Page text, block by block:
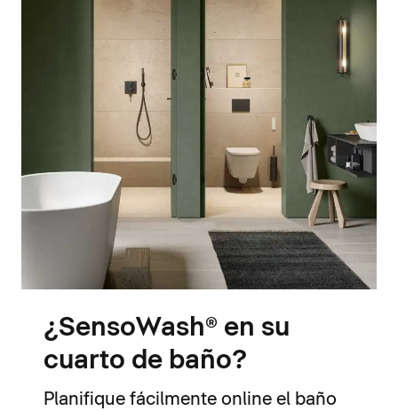
¿SensoWash® en su
cuarto de baño?
Planifique fácilmente online el baño